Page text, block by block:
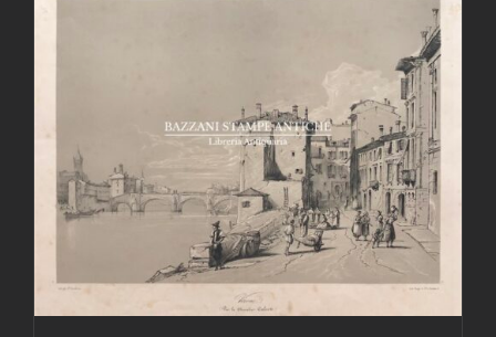
AGGIUNGI AL CARRELLO / DETTAGLI